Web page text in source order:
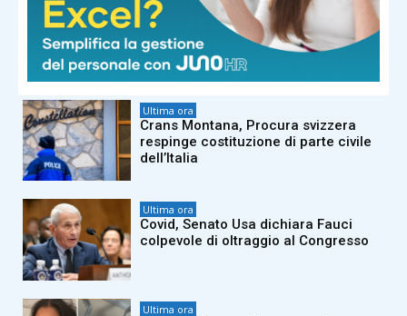
Ultima ora
Trentino, 13enne precipita sul
Latemar e muore
Ultima ora
Crans Montana, Procura svizzera
respinge costituzione di parte civile
dell’Italia
Ultima ora
Covid, Senato Usa dichiara Fauci
colpevole di oltraggio al Congresso
Ultima ora